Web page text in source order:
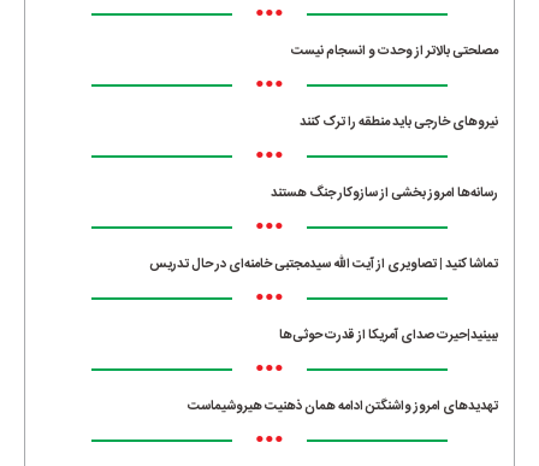
•••
مصلحتی بالاتر از وحدت و انسجام نیست
•••
نیروهای خارجی باید منطقه را ترک کنند
•••
رسانه‌ها امروز بخشی از سازوکار جنگ هستند
•••
تماشا کنید | تصاویری از آیت الله سیدمجتبی خامنه‌ای در حال تدریس
•••
ببینید|حیرت صدای آمریکا از قدرت حوثی‌ها
•••
تهدیدهای امروز واشنگتن ادامه همان ذهنیت هیروشیماست
•••